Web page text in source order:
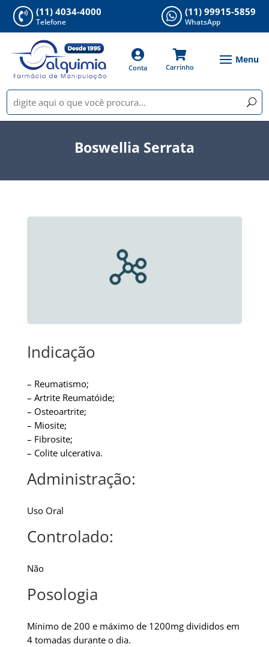
 (11) 4034-4000
Telefone  (11) 99915-5859
WhatsApp

Conta

Carrinho
Boswellia Serrata
Indicação
– Reumatismo;
– Artrite Reumatóide;
– Osteoartrite;
– Miosite;
– Fibrosite;
– Colite ulcerativa.
Administração:
Uso Oral
Controlado:
Não
Posologia
Mínimo de 200 e máximo de 1200mg divididos em
4 tomadas durante o dia.